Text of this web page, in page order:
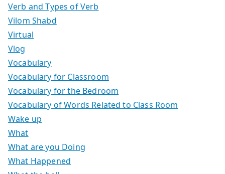
Verb and Types of Verb
Vilom Shabd
Virtual
Vlog
Vocabulary
Vocabulary for Classroom
Vocabulary for the Bedroom
Vocabulary of Words Related to Class Room
Wake up
What
What are you Doing
What Happened